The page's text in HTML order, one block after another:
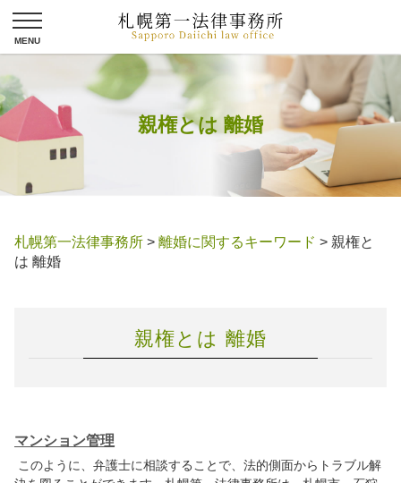
親権とは 離婚
札幌第一法律事務所 > 離婚に関するキーワード > 親権と
は 離婚
親権とは 離婚
マンション管理
このように、弁護士に相談することで、法的側面からトラブル解